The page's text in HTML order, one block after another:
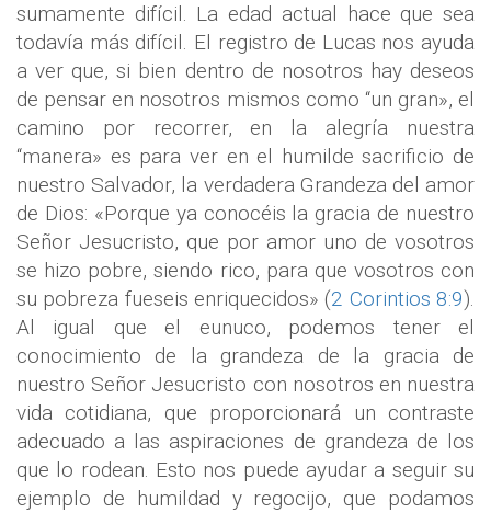
sumamente difícil. La edad actual hace que sea
todavía más difícil. El registro de Lucas nos ayuda
a ver que, si bien dentro de nosotros hay deseos
de pensar en nosotros mismos como “un gran», el
camino por recorrer, en la alegría nuestra
“manera» es para ver en el humilde sacrificio de
nuestro Salvador, la verdadera Grandeza del amor
de Dios: «Porque ya conocéis la gracia de nuestro
Señor Jesucristo, que por amor uno de vosotros
se hizo pobre, siendo rico, para que vosotros con
su pobreza fueseis enriquecidos» (2 Corintios 8:9).
Al igual que el eunuco, podemos tener el
conocimiento de la grandeza de la gracia de
nuestro Señor Jesucristo con nosotros en nuestra
vida cotidiana, que proporcionará un contraste
adecuado a las aspiraciones de grandeza de los
que lo rodean. Esto nos puede ayudar a seguir su
ejemplo de humildad y regocijo, que podamos